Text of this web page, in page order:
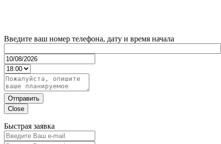
Введите ваш номер телефона, дату и время начала
Отправить
Close
Быстрая заявка